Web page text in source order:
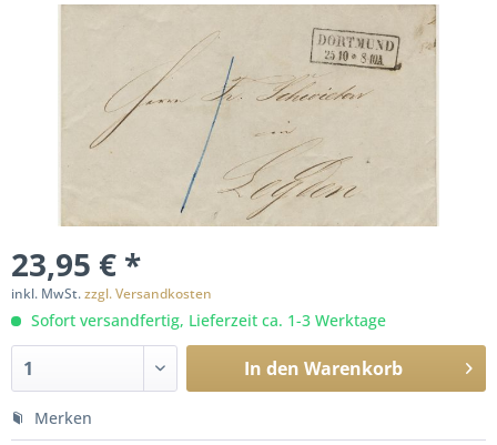
23,95 € *
inkl. MwSt.zzgl. Versandkosten
Sofort versandfertig, Lieferzeit ca. 1-3 Werktage
In den Warenkorb
Merken